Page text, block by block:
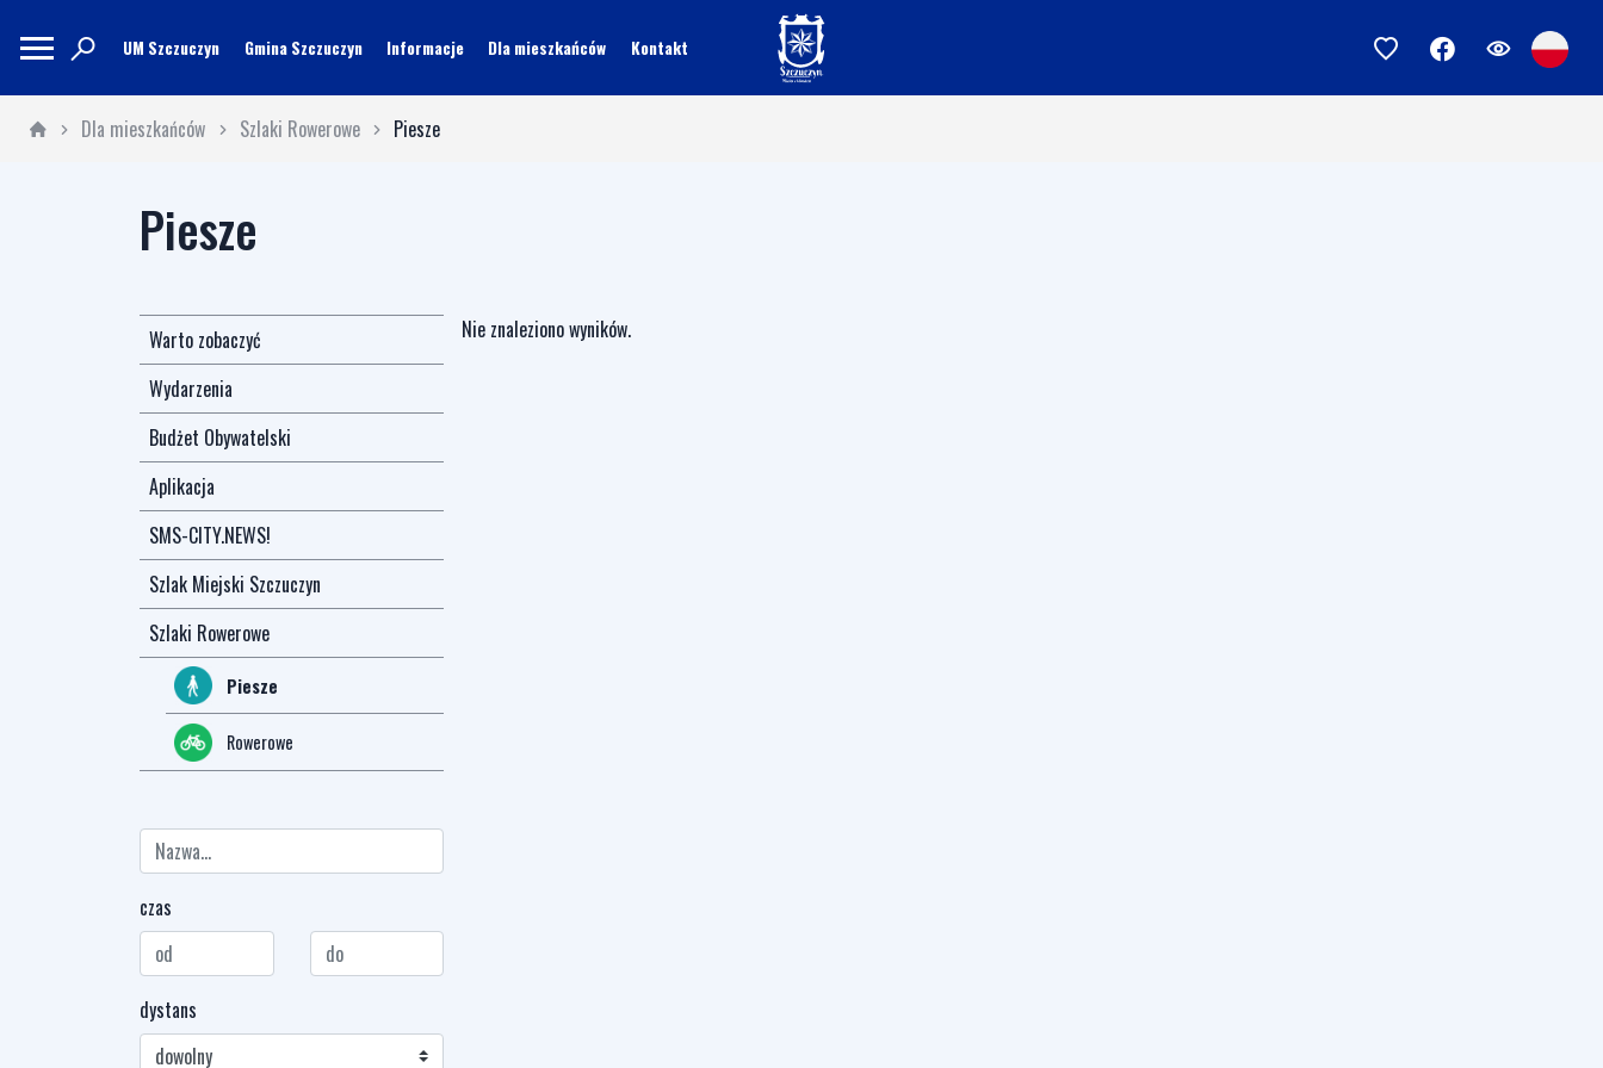
UM Szczuczyn Gmina Szczuczyn Informacje Dla mieszkańców Kontakt
Dla mieszkańców Szlaki Rowerowe Piesze
Piesze
Warto zobaczyć
Wydarzenia
Budżet Obywatelski
Aplikacja
SMS-CITY.NEWS!
Szlak Miejski Szczuczyn
Szlaki Rowerowe
Piesze
Rowerowe
czas
dystans
Nie znaleziono wyników.